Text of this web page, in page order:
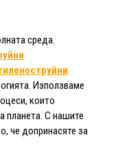
среда.
Използваме
които
планета. С нашите
че допринасяте за